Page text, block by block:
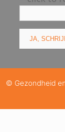
© Gezondheid